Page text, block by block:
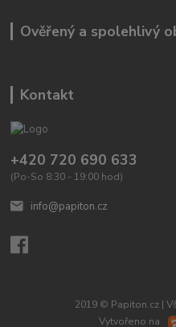
Ověřený a spolehlivý
Kontakt
+420 720 690 633
(Po-So 8:30 - 19:00 hod)
info@papiton.cz
2019 © Papiton.cz |
Vytvořeno na